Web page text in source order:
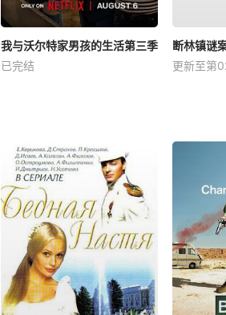
我与沃尔特家男孩的生活第三季
已完结
断林镇谜
更新至第